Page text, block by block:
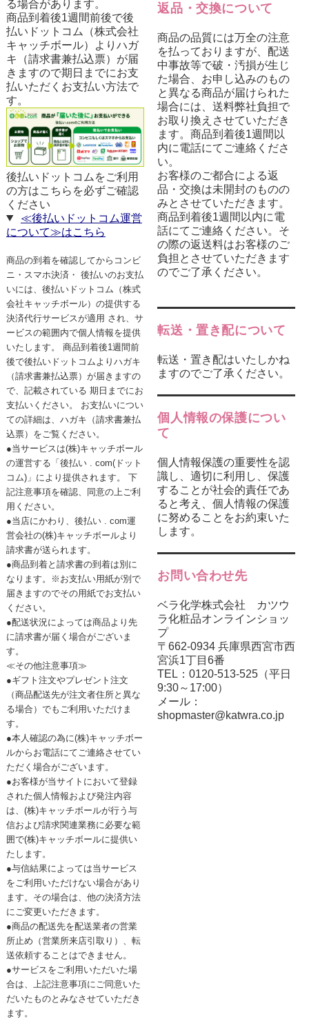
る場合があります。
商品到着後1週間前後で後
払いドットコム（株式会社
キャッチボール）よりハガ
キ（請求書兼払込票）が届
きますので期日までにお支
払いただくお支払い方法で
す。
後払いドットコムをご利用
の方はこちらを必ずご確認
ください
≪後払いドットコム運営
について≫はこちら
商品の到着を確認してからコンビ
ニ・スマホ決済・ 後払いのお支払
いには、後払いドットコム（株式
会社キャッチボール）の提供する
決済代行サービスが適用 され、サ
ービスの範囲内で個人情報を提供
いたします。 商品到着後1週間前
後で後払いドットコムよりハガキ
（請求書兼払込票）が届きますの
で、記載されている 期日までにお
支払いください。 お支払いについ
ての詳細は、ハガキ（請求書兼払
込票）をご覧ください。
●当サービスは(株)キャッチボール
の運営する「後払い . com(ドット
コム)」により提供されます。 下
記注意事項を確認、同意の上ご利
用ください。
●当店にかわり、後払い . com運
営会社の(株)キャッチボールより
請求書が送られます。
●商品到着と請求書の到着は別に
なります。※お支払い用紙が別で
届きますのでその用紙でお支払い
ください。
●配送状況によっては商品より先
に請求書が届く場合がございま
す。
≪その他注意事項≫
●ギフト注文やプレゼント注文
（商品配送先が注文者住所と異な
る場合）でもご利用いただけま
す。
●本人確認の為に(株)キャッチボー
ルからお電話にてご連絡させてい
ただく場合がございます。
●お客様が当サイトにおいて登録
された個人情報および発注内容
は、(株)キャッチボールが行う与
信および請求関連業務に必要な範
囲で(株)キャッチボールに提供い
たします。
●与信結果によっては当サービス
をご利用いただけない場合があり
ます。その場合は、他の決済方法
にご変更いただきます。
●商品の配送先を配送業者の営業
所止め（営業所来店引取り）、転
送依頼することはできません。
●サービスをご利用いただいた場
合は、上記注意事項にご同意いた
だいたものとみなさせていただき
ます。
返品・交換について
商品の品質には万全の注意
を払っておりますが、配送
中事故等で破・汚損が生じ
た場合、お申し込みのもの
と異なる商品が届けられた
場合には、送料弊社負担で
お取り換えさせていただき
ます。商品到着後1週間以
内に電話にてご連絡くださ
い。
お客様のご都合による返
品・交換は未開封のものの
みとさせていただきます。
商品到着後1週間以内に電
話にてご連絡ください。そ
の際の返送料はお客様のご
負担とさせていただきます
のでご了承ください。
転送・置き配について
転送・置き配はいたしかね
ますのでご了承ください。
個人情報の保護につい
て
個人情報保護の重要性を認
識し、適切に利用し、保護
することが社会的責任であ
ると考え、個人情報の保護
に努めることをお約束いた
します。
お問い合わせ先
ベラ化学株式会社 カツウ
ラ化粧品オンラインショッ
プ
〒662-0934 兵庫県西宮市西
宮浜1丁目6番
TEL：0120-513-525（平日
9:30～17:00）
メール：
shopmaster@katwra.co.jp